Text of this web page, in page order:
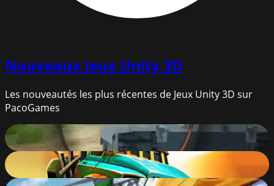
Nouveaux Jeux Unity 3D
Les nouveautés les plus récentes de Jeux Unity 3D sur
PacoGames
Artillery Vs Tanks
89%
Dead Paradise
84